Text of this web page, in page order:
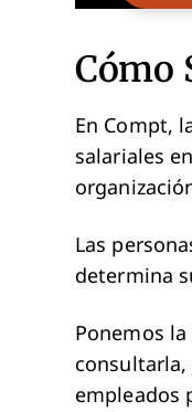
Cómo
En Compt,
salariales
Las
determina
Ponemos
consultarla,
empleados